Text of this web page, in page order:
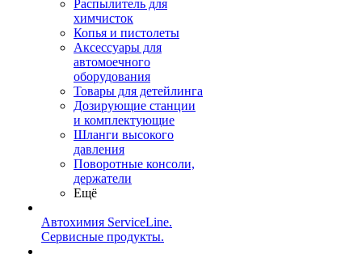
Распылитель для
химчисток
Копья и пистолеты
Аксессуары для
автомоечного
оборудования
Товары для детейлинга
Дозирующие станции
и комплектующие
Шланги высокого
давления
Поворотные консоли,
держатели
Ещё
Автохимия ServiceLine.
Сервисные продукты.